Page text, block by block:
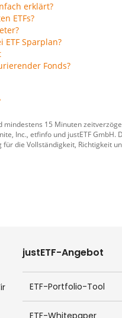
erklärt?
ETFs?
ETF Sparplan?
Fonds?
15 Minuten
Inc. etfinfo und justETF GmbH.
für die Vollständigkeit, Richtigkeit